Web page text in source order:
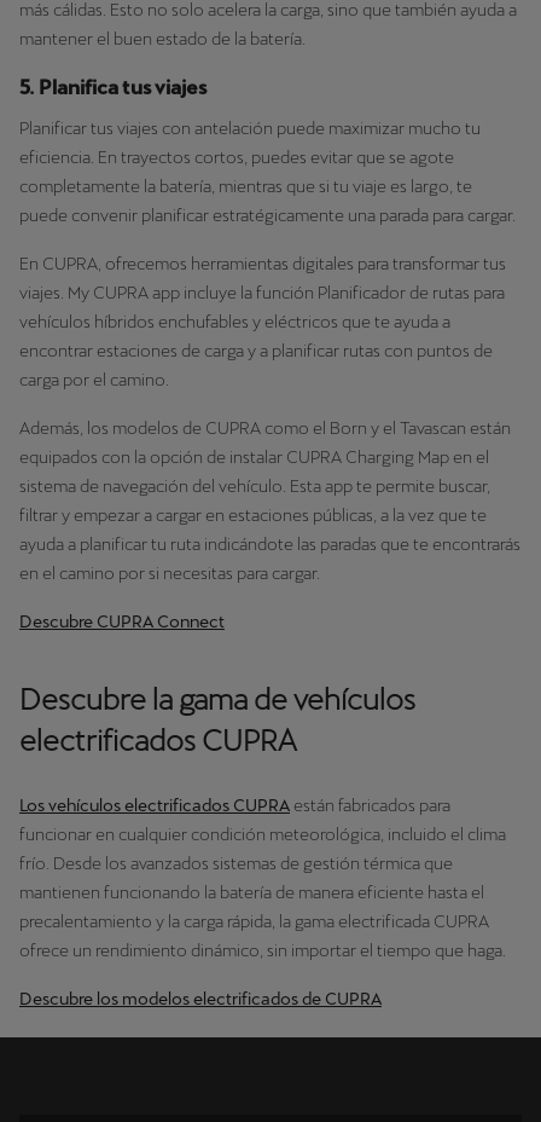
más cálidas. Esto no solo acelera la carga, sino que también ayuda a
mantener el buen estado de la batería.
5. Planifica tus viajes
Planificar tus viajes con antelación puede maximizar mucho tu
eficiencia. En trayectos cortos, puedes evitar que se agote
completamente la batería, mientras que si tu viaje es largo, te
puede convenir planificar estratégicamente una parada para cargar.
En CUPRA, ofrecemos herramientas digitales para transformar tus
viajes. My CUPRA app incluye la función Planificador de rutas para
vehículos híbridos enchufables y eléctricos que te ayuda a
encontrar estaciones de carga y a planificar rutas con puntos de
carga por el camino.
Además, los modelos de CUPRA como el Born y el Tavascan están
equipados con la opción de instalar CUPRA Charging Map en el
sistema de navegación del vehículo. Esta app te permite buscar,
filtrar y empezar a cargar en estaciones públicas, a la vez que te
ayuda a planificar tu ruta indicándote las paradas que te encontrarás
en el camino por si necesitas para cargar.
Descubre CUPRA Connect
Descubre la gama de vehículos
electrificados CUPRA
Los vehículos electrificados CUPRA están fabricados para
funcionar en cualquier condición meteorológica, incluido el clima
frío. Desde los avanzados sistemas de gestión térmica que
mantienen funcionando la batería de manera eficiente hasta el
precalentamiento y la carga rápida, la gama electrificada CUPRA
ofrece un rendimiento dinámico, sin importar el tiempo que haga.
Descubre los modelos electrificados de CUPRA